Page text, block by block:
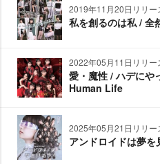
2019年11月20日リリー
私を創るのは私 / 全
2022年05月11日リリー
愛・魔性 / ハデにや
Human Life
2025年05月21日リリー
アンドロイドは夢